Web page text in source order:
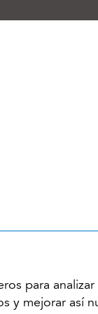
para analizar
y mejorar así